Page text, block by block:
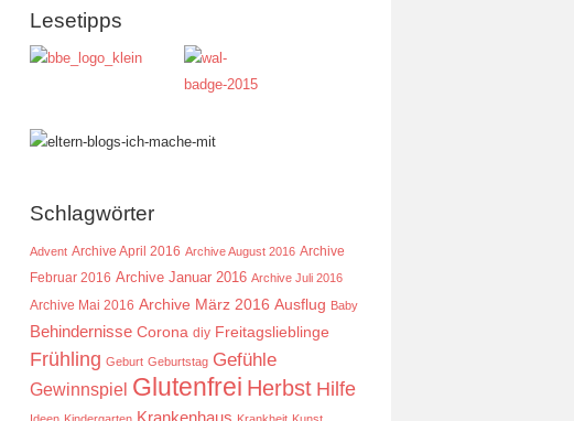
Lesetipps
Schlagwörter
Advent Archive April 2016 Archive August 2016 Archive
Februar 2016 Archive Januar 2016 Archive Juli 2016
Archive Mai 2016 Archive März 2016 Ausflug Baby
Behindernisse Corona diy Freitagslieblinge
Frühling Geburt Geburtstag Gefühle
Gewinnspiel Glutenfrei Herbst Hilfe
Krankenhaus